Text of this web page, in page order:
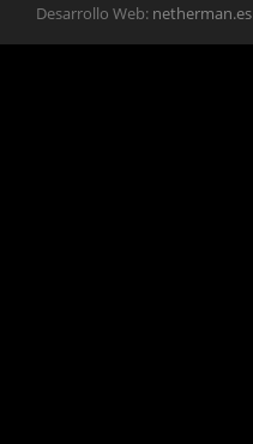
Desarrollo Web: netherman.es